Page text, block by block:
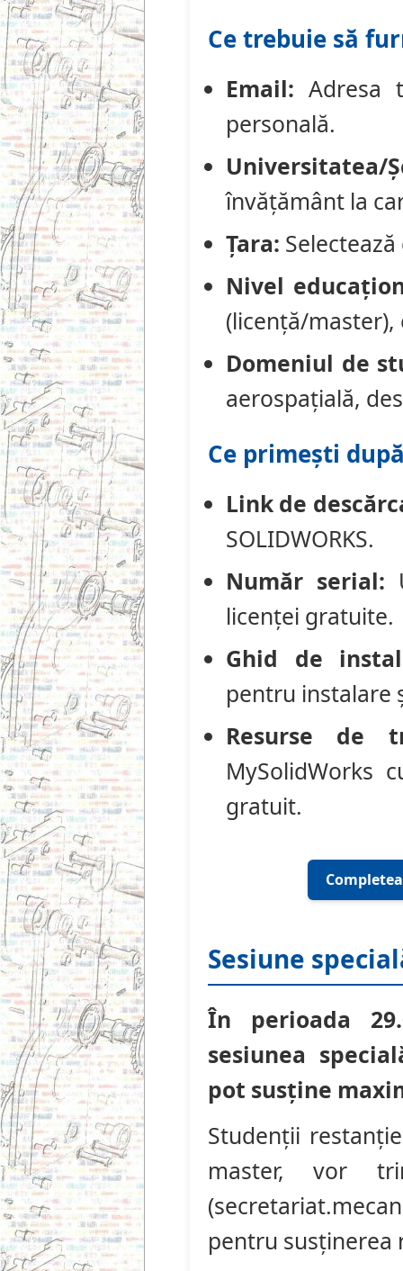
Ce trebuie să
Email: Adresa
personală.
Universitatea/
învățământ la
Țara:
Nivel
(licență/master),
Domeniul de
aerospațială,
Ce primești
Link de
SOLIDWORKS.
Număr serial:
licenței gratuite.
Ghid de
pentru instalare
Resurse de
MySolidWorks
gratuit.
Sesiune
În perioada
sesiunea
pot susține
Studenții
master, vor
pentru susținerea